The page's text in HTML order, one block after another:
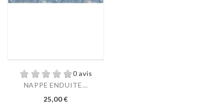
0 avis
NAPPE ENDUITE...
Prix
25,00 €